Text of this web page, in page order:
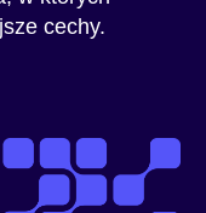
cechy.